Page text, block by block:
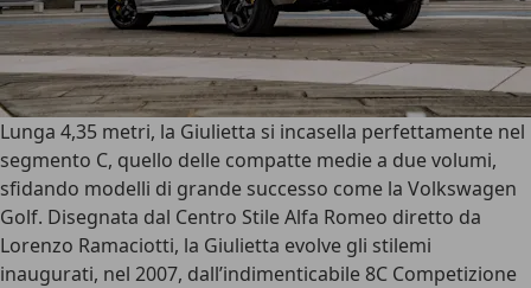
Lunga 4,35 metri, la Giulietta si incasella perfettamente nel
segmento C, quello delle compatte medie a due volumi,
sfidando modelli di grande successo come la Volkswagen
Golf. Disegnata dal Centro Stile Alfa Romeo diretto da
Lorenzo Ramaciotti, la Giulietta evolve gli stilemi
inaugurati, nel 2007, dall’indimenticabile 8C Competizione